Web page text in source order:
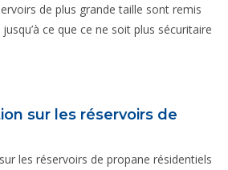
de plus grande taille sont remis
ce que ce ne soit plus sécuritaire
sur les réservoirs de
les réservoirs de propane résidentiels